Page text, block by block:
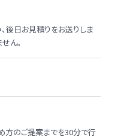
後日お見積りをお送りしま
ん。
方のご提案までを30分で行